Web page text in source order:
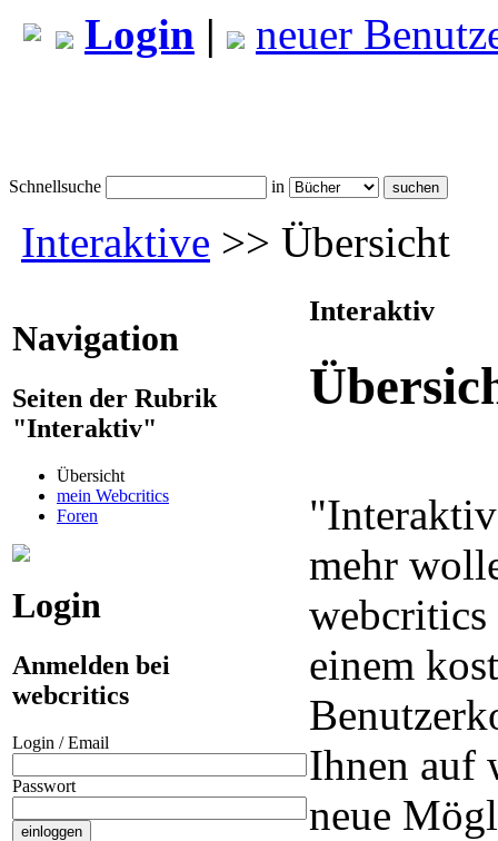
Login | neuer
Schnellsuche in
Interaktive >> Übersicht
Navigation
Seiten der Rubrik
"Interaktiv"
Übersicht
mein Webcritics
Foren
Login
Anmelden bei
webcritics
Login / Email
Passwort
Interaktiv
mehr
einem
Ihnen auf
neue